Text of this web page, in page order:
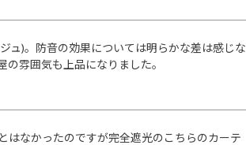
ュ)。防音の効果については明らかな差は感じな
雰囲気も上品になりました。
はなかったのですが完全遮光のこちらのカーテ